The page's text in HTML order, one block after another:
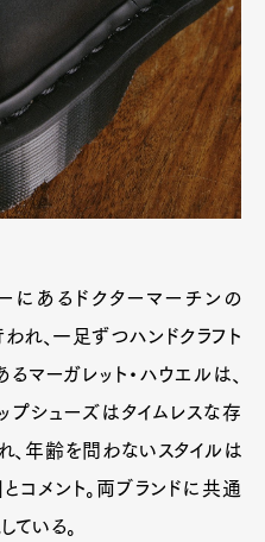
にあるドクターマーチンの
れ、一足ずつハンドクラフト
マーガレット・ハウエルは、
プシューズはタイムレスな存
、年齢を問わないスタイルは
コメント。両ブランドに共通
ている。